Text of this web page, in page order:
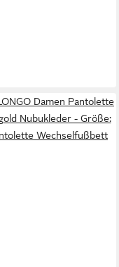
Damen Pantolette
Nubukleder - Größe:
Wechselfußbett